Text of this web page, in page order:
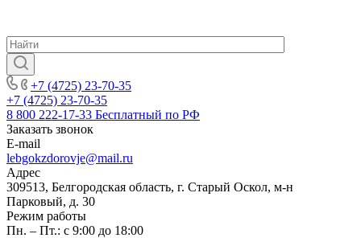
+7 (4725) 23-70-35
+7 (4725) 23-70-35
8 800 222-17-33 Бесплатный по РФ
Заказать звонок
E-mail
lebgokzdorovje@mail.ru
Адрес
309513, Белгородская область, г. Старый Оскол, м-н
Парковый, д. 30
Режим работы
Пн. – Пт.: с 9:00 до 18:00